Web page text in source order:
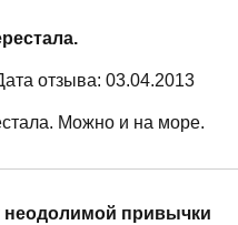
отзыва: 03.04.2013
Можно и на море.
неодолимой привычки